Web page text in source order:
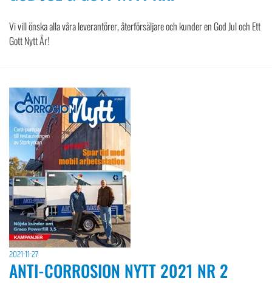
Vi vill önska alla våra leverantörer, återförsäljare och kunder en God Jul och Ett
Gott Nytt År!
2021-11-27
ANTI-CORROSION NYTT 2021 NR 2